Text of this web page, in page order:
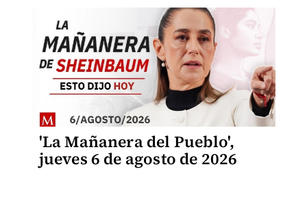
'La Mañanera del Pueblo',
jueves 6 de agosto de 2026